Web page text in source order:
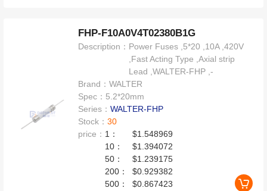
FHP-F10A0V4T02380B1G
Description： Power Fuses ,5*20 ,10A ,420V
,Fast Acting Type ,Axial strip
Lead ,WALTER-FHP ,-
Brand：WALTER
Spec： 5.2*20mm
Series：WALTER-FHP
Stock：30
price： 1：
$1.548969
10：
$1.394072
50：
$1.239175
200：
$0.929382
500：
$0.867423